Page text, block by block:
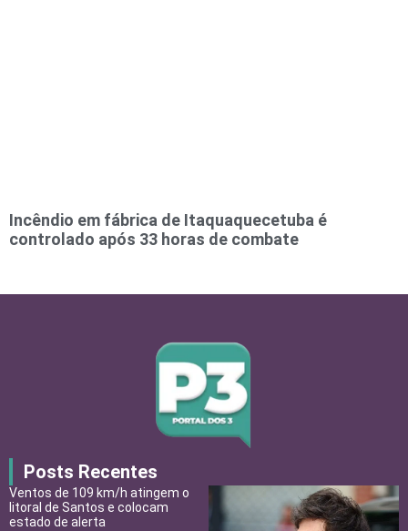
Incêndio em fábrica de Itaquaquecetuba é
controlado após 33 horas de combate
Posts Recentes
Ventos de 109 km/h atingem o
litoral de Santos e colocam
estado de alerta